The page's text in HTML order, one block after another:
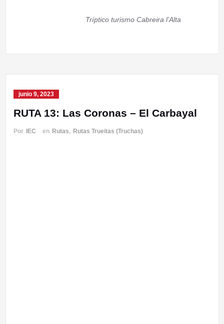
Tríptico turismo Cabreira l’Alta
junio 9, 2023
RUTA 13: Las Coronas – El Carbayal
Por IEC en Rutas, Rutas Trueitas (Truchas)